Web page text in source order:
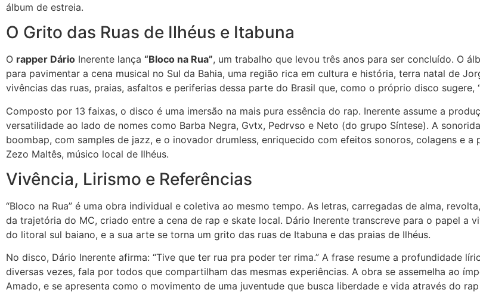
álbum de estreia.
O Grito das Ruas de Ilhéus e Itabuna
O rapper Dário Inerente lança “Bloco na Rua”, um trabalho que levou três anos para ser concluído. O
para pavimentar a cena musical no Sul da Bahia, uma região rica em cultura e história, terra natal de
vivências das ruas, praias, asfaltos e periferias dessa parte do Brasil que, como o próprio disco sugere,
Composto por 13 faixas, o disco é uma imersão na mais pura essência do rap. Inerente assume a
versatilidade ao lado de nomes como Barba Negra, Gvtx, Pedrvso e Neto (do grupo Síntese). A
boombap, com samples de jazz, e o inovador drumless, enriquecido com efeitos sonoros, colagens e
Zezo Maltês, músico local de Ilhéus.
Vivência, Lirismo e Referências
“Bloco na Rua” é uma obra individual e coletiva ao mesmo tempo. As letras, carregadas de alma,
da trajetória do MC, criado entre a cena de rap e skate local. Dário Inerente transcreve para o papel a
do litoral sul baiano, e a sua arte se torna um grito das ruas de Itabuna e das praias de Ilhéus.
No disco, Dário Inerente afirma: “Tive que ter rua pra poder ter rima.” A frase resume a profundidade
diversas vezes, fala por todos que compartilham das mesmas experiências. A obra se assemelha ao
Amado, e se apresenta como o movimento de uma juventude que busca liberdade e vida através do